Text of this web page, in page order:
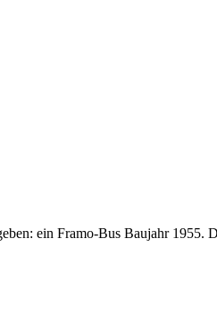
ein Framo-Bus Baujahr 1955.